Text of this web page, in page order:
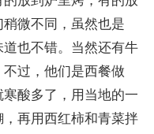
微不同，虽然也是
也不错。当然还有牛
过，他们是西餐做
酸多了，用当地的一
再用西红柿和青菜拌